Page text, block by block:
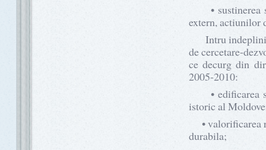
• sustinerea
extern, actiunilor
Intru
de cercetare-
ce decurg din
2005-2010:
• edificarea
istoric al
• valorificarea
durabila;